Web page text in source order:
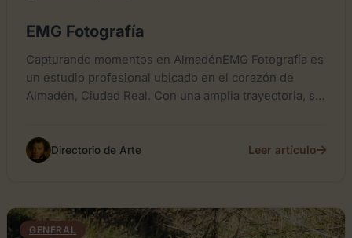
EMG Fotografía
Capturando momentos en AlmadénEMG Fotografía es
un estudio profesional ubicado en el corazón de
Almadén, Ciudad Real. Con una amplia trayectoria, se
Directorio de Arte Leer artículo
GENERAL